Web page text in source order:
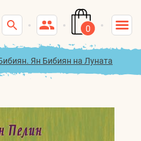
0
Ян Бибиян на Луната